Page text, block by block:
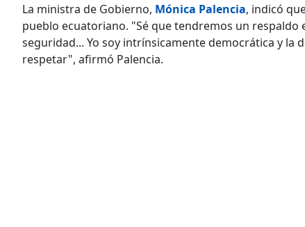
La ministra de Gobierno, Mónica Palencia, indicó
pueblo ecuatoriano. "Sé que tendremos un respaldo
seguridad... Yo soy intrínsicamente democrática y la
respetar", afirmó Palencia.